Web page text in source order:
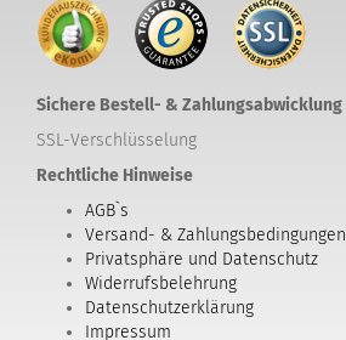
Sichere Bestell- & Zahlungsabwicklung
SSL-Verschlüsselung
Rechtliche Hinweise
AGB`s
Versand- & Zahlungsbedingungen
Privatsphäre und Datenschutz
Widerrufsbelehrung
Datenschutzerklärung
Impressum